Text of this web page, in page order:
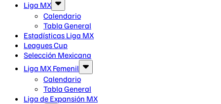
Liga MX
Calendario
Tabla General
Estadísticas Liga MX
Leagues Cup
Selección Mexicana
Liga MX Femenil
Calendario
Tabla General
Liga de Expansión MX